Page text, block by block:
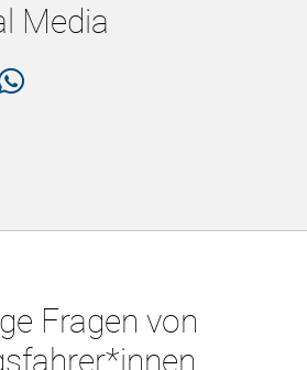
Media
Fragen von